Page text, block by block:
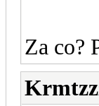
Za co?